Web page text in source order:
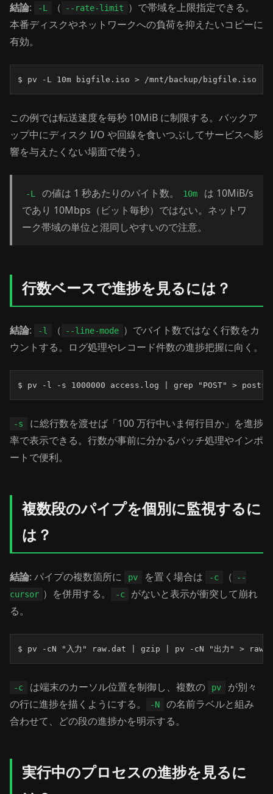
結論: -L （ --rate-limit
）で帯域を上限指定できる。
本番ディスクやネットワークへの負荷を抑えたいコピーに
有効。
$ pv -L 10m bigfile.iso > /mnt/backup/bigfile.iso
この例では転送速度を毎秒 10MiB に制限する。バックア
ップ中にディスク I/O や回線を食いつぶしてサービスへ影
響を与えたくない場面で使う。
-L の値は 1 秒あたりのバイト数。 10m
は 10MiB/s
であり 10Mbps（ビット毎秒）ではない。ネットワ
ーク帯域の単位と混同しやすいので注意。
行数ベースで進捗を見るには？
結論: -l （ --line-mode ）でバイト数ではなく行数をカ
ウントする。ログ処理やレコード件数の進捗把握に向く。
$ pv -l -s 1000000 access.log | grep "POST" >
-s
に総行数を渡せば「100 万行中いま何行目か」を進捗
率で表示できる。行数が事前に分かるバッチ処理やインポ
ートで便利。
複数段のパイプを個別に監視するに
は？
結論: パイプの複数箇所に pv を置く場合は -c （
--
cursor ）を併用する。 -c
がないと表示が衝突して崩れ
る。
$ pv -cN "入力" raw.dat | gzip | pv -cN "出力" >
-c は端末のカーソル位置を制御し、複数の pv
が別々
の行に進捗を描くようにする。
-N
の名前ラベルと組み
合わせて、どの段の進捗かを明示する。
実行中のプロセスの進捗を見るに